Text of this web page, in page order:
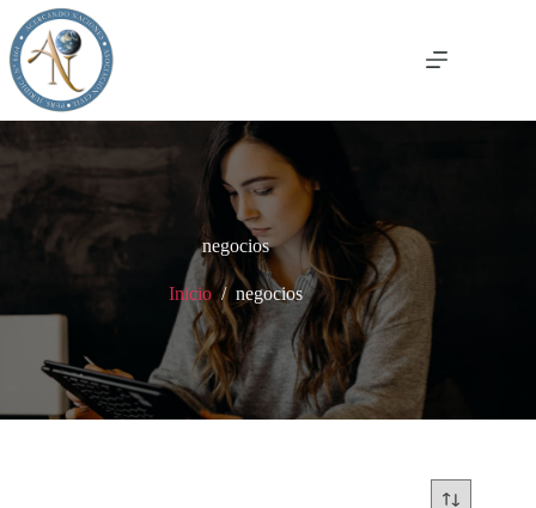
Saltar
contenido
negocios
Inicio / negocios